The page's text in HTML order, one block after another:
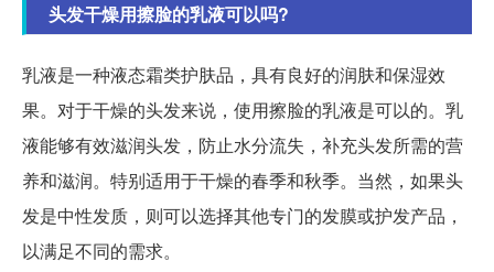
头发干燥用擦脸的乳液可以吗?
乳液是一种液态霜类护肤品，具有良好的润肤和保湿效
果。对于干燥的头发来说，使用擦脸的乳液是可以的。乳
液能够有效滋润头发，防止水分流失，补充头发所需的营
养和滋润。特别适用于干燥的春季和秋季。当然，如果头
发是中性发质，则可以选择其他专门的发膜或护发产品，
以满足不同的需求。